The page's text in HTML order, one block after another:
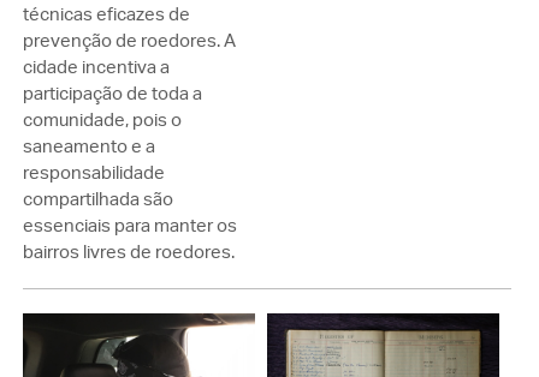
técnicas eficazes de
prevenção de roedores. A
cidade incentiva a
participação de toda a
comunidade, pois o
saneamento e a
responsabilidade
compartilhada são
essenciais para manter os
bairros livres de roedores.